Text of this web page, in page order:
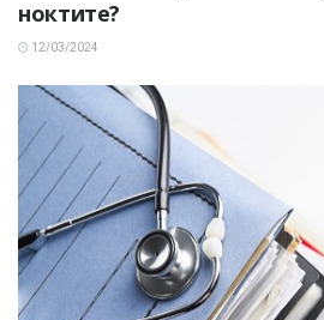
ноктите?
12/03/2024